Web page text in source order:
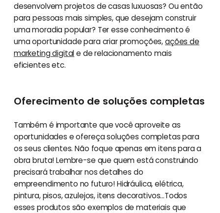
desenvolvem projetos de casas luxuosas? Ou então
para pessoas mais simples, que desejam construir
uma moradia popular? Ter esse conhecimento é
uma oportunidade para criar promoções,ações de
marketing digitale de relacionamento mais
eficientes etc.
Oferecimento de soluções completas
Também é importante que você aproveite as
oportunidades e ofereça soluções completas para
os seus clientes. Não foque apenas em itens para a
obra bruta! Lembre-se que quem está construindo
precisará trabalhar nos detalhes do
empreendimento no futuro! Hidráulica, elétrica,
pintura, pisos, azulejos, itens decorativos...Todos
esses produtos são exemplos de materiais que